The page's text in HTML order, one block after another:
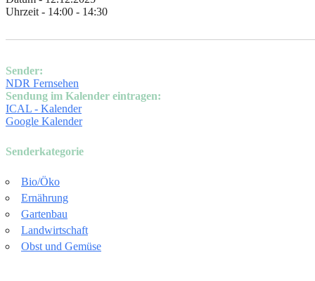
Uhrzeit - 14:00 - 14:30
Sender:
NDR Fernsehen
Sendung im Kalender eintragen:
ICAL - Kalender
Google Kalender
Senderkategorie
Bio/Öko
Ernährung
Gartenbau
Landwirtschaft
Obst und Gemüse